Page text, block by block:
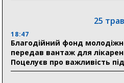
Ніколаєнко: у Сумах
відновлення житла майже на
31
25
18:47
Благодійний фонд
передав вантаж для
Поцелуєв про важливість